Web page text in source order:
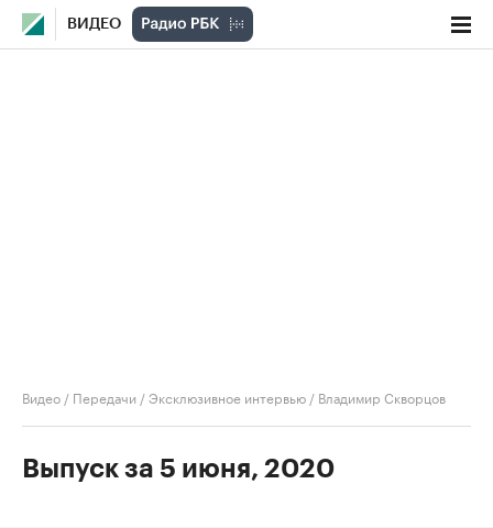
ВИДЕО
Видео / Передачи /Эксклюзивное интервью / Владимир Скворцов
Выпуск за 5 июня, 2020